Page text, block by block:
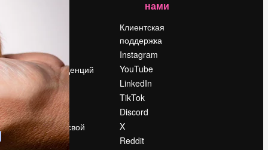
Вакансии
Поиск тенденций
Блог
События
Slidesgo
Продайте свой
контент
нами
Клиентская
поддержка
Instagram
YouTube
LinkedIn
TikTok
Discord
X
Reddit